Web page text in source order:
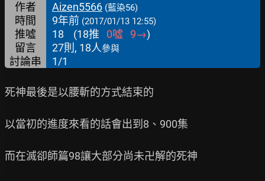
作者
Aizen5566 (藍染56)
時間 9年前 (2017/01/13 12:55)
推噓 18 (18推 0噓 9→)
留言
27則, 18人參與
討論串 1/1
死神最後是以腰斬的方式結束的
以當初的進度來看的話會出到8、900集
而在滅卻師篇98讓大部分尚未卍解的死神